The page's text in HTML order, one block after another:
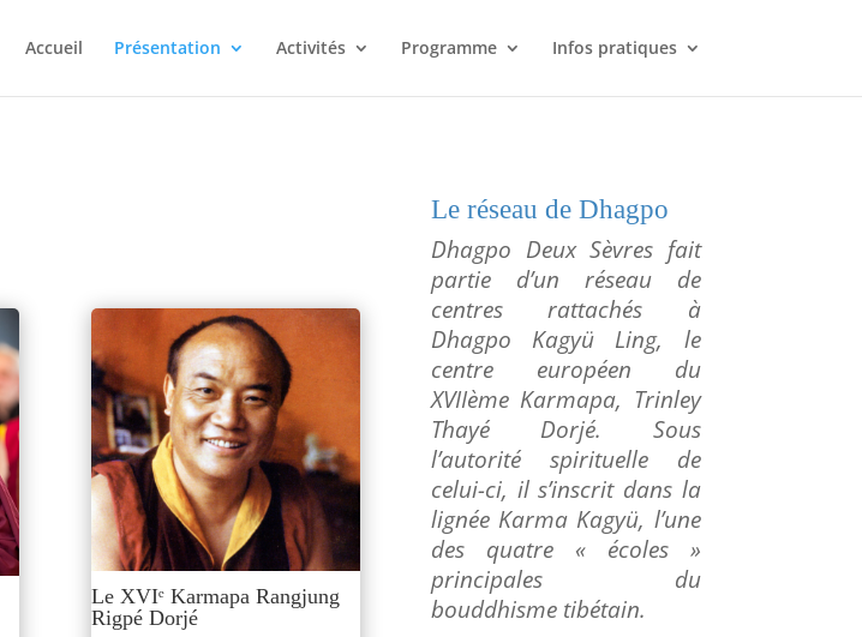
Accueil Présentation Activités Programme Infos pratiques
Le XVIᵉ Karmapa Rangjung
Rigpé Dorjé
Le réseau de Dhagpo
Dhagpo Deux Sèvres fait
partie d’un réseau de
centres rattachés à
Dhagpo
Kagyü Ling, le
centre européen du
XVIIème Karmapa, Trinley
Thayé
Dorjé. Sous
l’autorité spirituelle de
celui-ci, il s’inscrit dans la
lignée Karma Kagyü, l’une
des quatre « écoles »
principales du
bouddhisme tibétain.